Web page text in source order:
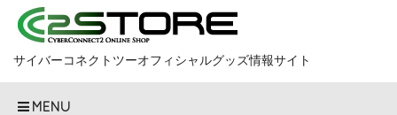
サイバーコネクトツーオフィシャルグッズ情報サイト
MENU